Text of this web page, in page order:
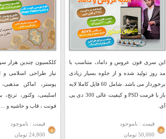
این سری فون عروس و داماد، متناسب با
مد روز تولید شده و از جلوه بسیار زیادی
برخوردار می باشد. شامل 60 فایل کاملا لایه
باز با فرمت PSD و کیفیت عالی 300 دی پی
آی.
قیمت : ناموجود
50,000 تومان
کلکسیون چندین هزار
نیاز طراحی اسلامی
پوستر، اماکن
اسلیمی، وکتور،
فونت ، قاب و حاشیه و ...
قیمت : ناموجود
24,800 تومان